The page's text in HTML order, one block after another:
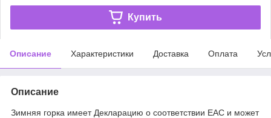
Купить
Описание Характеристики Доставка Оплата
Описание
Зимняя горка имеет Декларацию о соответствии EAC и может